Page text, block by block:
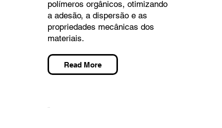
polímeros orgânicos, otimizando
a adesão, a dispersão e as
propriedades mecânicas dos
materiais.
Read More